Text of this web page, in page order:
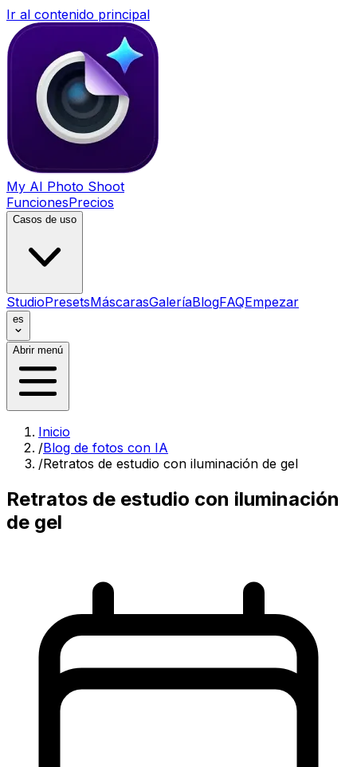
Ir al contenido principal
My AI Photo Shoot
FuncionesPrecios
Casos de uso
StudioPresetsMáscarasGaleríaBlogFAQEmpezar
es
Abrir menú
Inicio
/Blog de fotos con IA
/Retratos de estudio con iluminación de gel
Retratos de estudio con iluminación
de gel